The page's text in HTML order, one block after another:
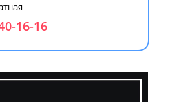
16-16